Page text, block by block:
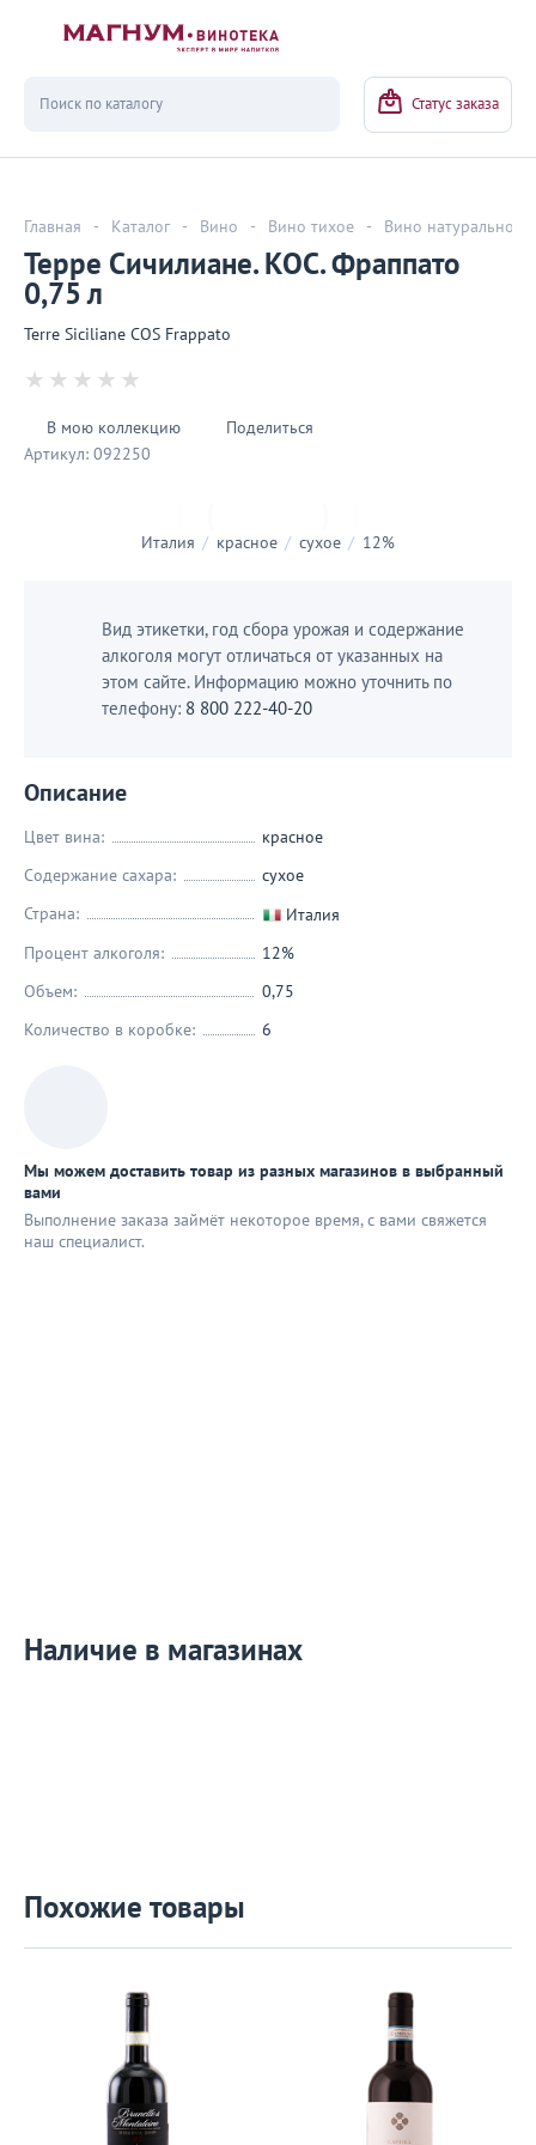
Статус заказа
Главная - Каталог - Вино - Вино тихое - Вино натуральное
Терре Сичилиане. КОС. Фраппато
0,75 л
Terre Siciliane COS Frappato
В мою коллекцию
Поделиться
Артикул: 092250
Италия / красное / сухое / 12%
Вид этикетки, год сбора урожая и содержание
алкоголя могут отличаться от указанных на
этом сайте. Информацию можно уточнить по
телефону: 8 800 222-40-20
Описание
Цвет вина:
красное
Содержание сахара:
сухое
Страна:
Италия
Процент алкоголя:
12%
Объем:
0,75
Количество в коробке:
6
Мы можем доставить товар из разных магазинов в выбранный
вами
Выполнение заказа займёт некоторое время, с вами свяжется
наш специaлист.
Наличие в магазинах
Похожие товары